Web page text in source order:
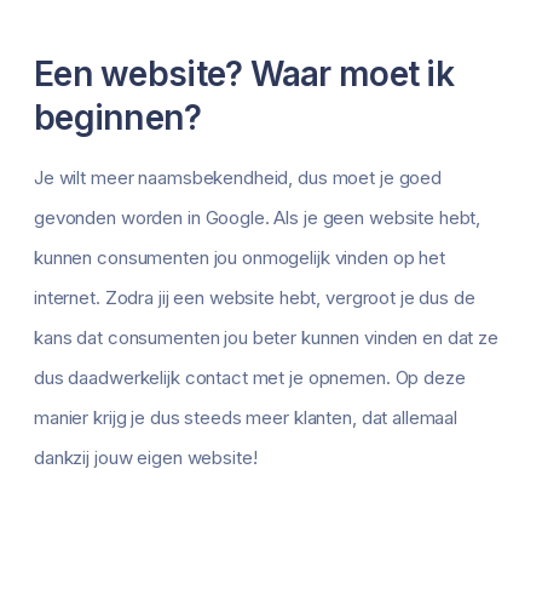
Een website? Waar moet ik
beginnen?
Je wilt meer naamsbekendheid, dus moet je goed
gevonden worden in Google. Als je geen website hebt,
kunnen consumenten jou onmogelijk vinden op het
internet. Zodra jij een website hebt, vergroot je dus de
kans dat consumenten jou beter kunnen vinden en dat ze
dus daadwerkelijk contact met je opnemen. Op deze
manier krijg je dus steeds meer klanten, dat allemaal
dankzij jouw eigen website!